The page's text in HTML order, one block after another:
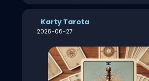
Karty Tarota
2026-06-27